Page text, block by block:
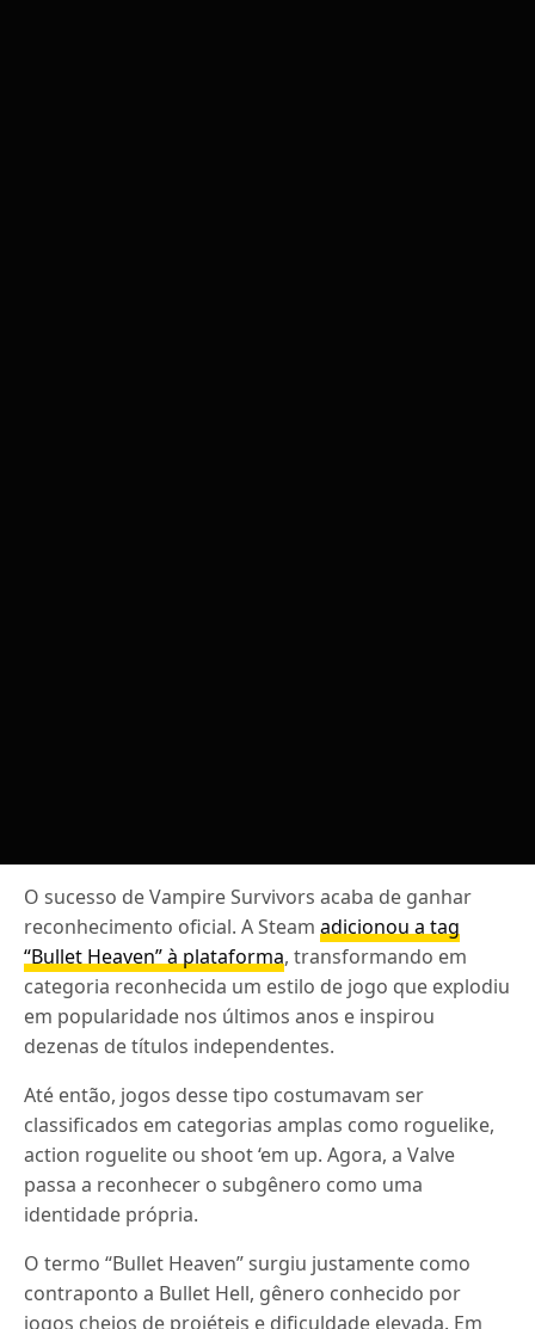
O sucesso de Vampire Survivors acaba de ganhar
reconhecimento oficial. A Steamadicionou a tag
“Bullet Heaven” à plataforma, transformando em
categoria reconhecida um estilo de jogo que explodiu
em popularidade nos últimos anos e inspirou
dezenas de títulos independentes.
Até então, jogos desse tipo costumavam ser
classificados em categorias amplas como roguelike,
action roguelite ou shoot ‘em up. Agora, a Valve
passa a reconhecer o subgênero como uma
identidade própria.
O termo “Bullet Heaven” surgiu justamente como
contraponto a Bullet Hell, gênero conhecido por
jogos cheios de projéteis e dificuldade elevada. Em